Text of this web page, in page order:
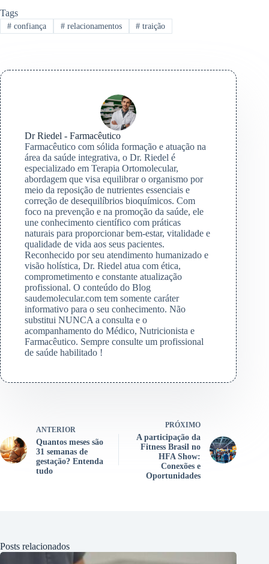
Tags
#confiança #relacionamentos # traição
Dr Riedel - Farmacêutico
Farmacêutico com sólida formação e atuação na
área da saúde integrativa, o Dr. Riedel é
especializado em Terapia Ortomolecular,
abordagem que visa equilibrar o organismo por
meio da reposição de nutrientes essenciais e
correção de desequilíbrios bioquímicos. Com
foco na prevenção e na promoção da saúde, ele
une conhecimento científico com práticas
naturais para proporcionar bem-estar, vitalidade e
qualidade de vida aos seus pacientes.
Reconhecido por seu atendimento humanizado e
visão holística, Dr. Riedel atua com ética,
comprometimento e constante atualização
profissional. O conteúdo do Blog
saudemolecular.com tem somente caráter
informativo para o seu conhecimento. Não
substitui NUNCA a consulta e o
acompanhamento do Médico, Nutricionista e
Farmacêutico. Sempre consulte um profissional
de saúde habilitado !
ANTERIOR
Quantos meses são
31 semanas de
gestação? Entenda
tudo
PRÓXIMO
A participação da
Fitness Brasil no
HFA Show:
Conexões e
Oportunidades
Posts relacionados